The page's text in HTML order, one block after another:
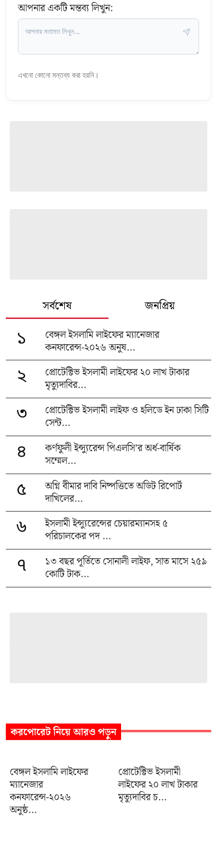
আপনার একটি মন্তব্য লিখুন:
এখনো কোনো মন্তব্য করা হয়নি।
সর্বশেষ জনপ্রিয়
১
বেঙ্গল ইসলামি লাইফের ম্যানেজার
কনফারেন্স-২০২৬ অনুষ...
২
প্রোটেক্টিভ ইসলামী লাইফের ২০ লাখ টাকার
মৃত্যুদাবির...
৩
প্রোটেক্টিভ ইসলামী লাইফ ও হলিডে ইন ঢাকা সিটি
সেন্ট...
৪
কর্ণফুলী ইন্স্যুরেন্স পিএলসি’র অর্ধ-বার্ষিক
সম্মেল...
৫
অগ্নি বীমার দাবি নিষ্পত্তিতে অডিট রিপোর্ট
দাখিলের...
৬
ইসলামী ইন্স্যুরেন্সের চেয়ারম্যানসহ ৫
পরিচালকের পদ ...
৭
১৩ বছর পূর্তিতে সোনালী লাইফ, সাত মাসে ২৫৯
কোটি টাক...
করপোরেটনিয়ে আরও পড়ুন
বেঙ্গল ইসলামি লাইফের
ম্যানেজার
কনফারেন্স-২০২৬
অনুষ্ঠ...
প্রোটেক্টিভ ইসলামী
লাইফের ২০ লাখ টাকার
মৃত্যুদাবির চ...